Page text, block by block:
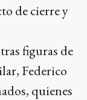
de cierre y
figuras de
Federico
quienes